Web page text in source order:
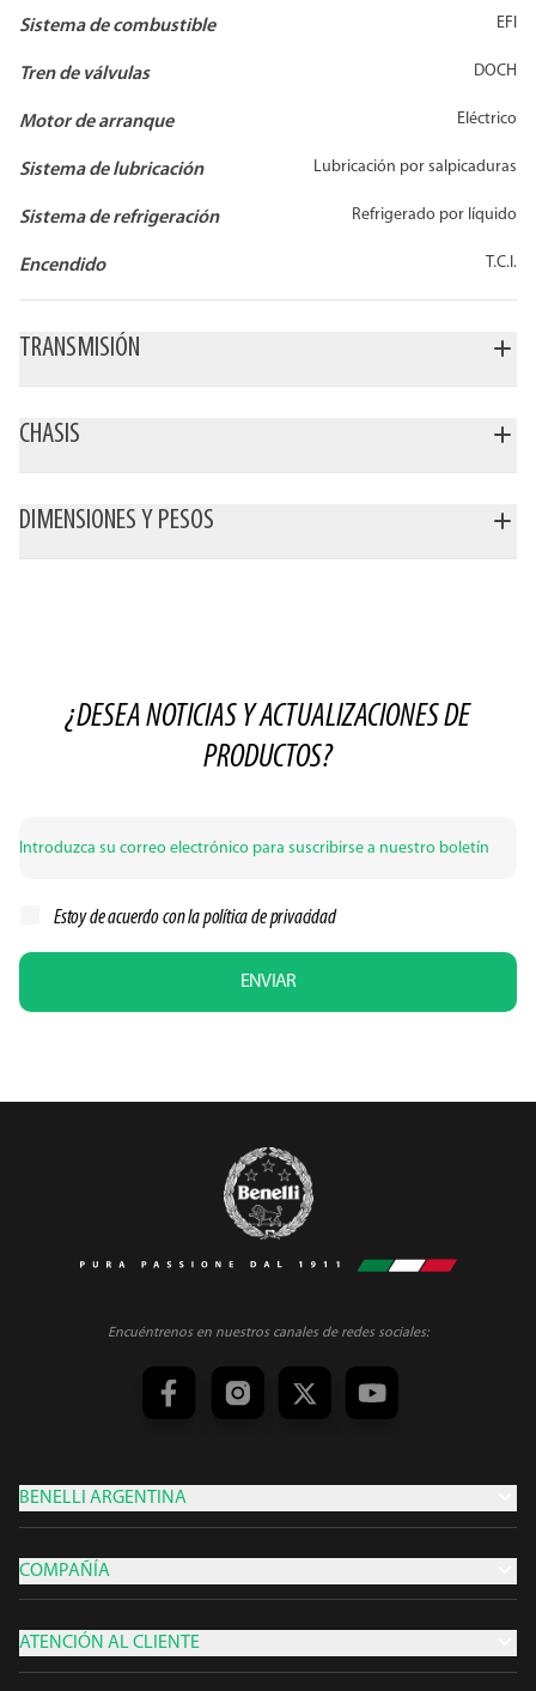
Sistema de combustible EFI
Tren de válvulas DOCH
Motor de arranque Eléctrico
Sistema de lubricación Lubricación por salpicaduras
Sistema de refrigeración Refrigerado por líquido
Encendido T.C.I.
TRANSMISIÓN
CHASIS
DIMENSIONES Y PESOS
¿DESEA NOTICIAS Y ACTUALIZACIONES DE
PRODUCTOS?
Estoy de acuerdo con lapolítica de privacidad
ENVIAR
Encuéntrenos en nuestros canales de redes sociales:
BENELLI ARGENTINA
COMPAÑÍA
ATENCIÓN AL CLIENTE